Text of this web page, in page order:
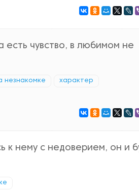
есть чувство, в любимом не
незнакомке характер
к нему с недоверием, он и